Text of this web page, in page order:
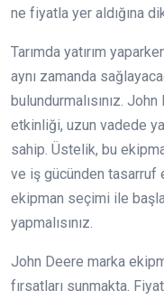
ne fiyatla yer aldığına
Tarımda yatırım
aynı zamanda
bulundurmalısınız. John
etkinliği, uzun vadede
sahip. Üstelik, bu
ve iş gücünden tasarruf
ekipman seçimi ile
yapmalısınız.
John Deere marka
fırsatları sunmakta.